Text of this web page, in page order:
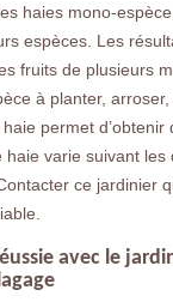
haies mono-
espèces. Les
fruits de plusieurs
à planter,
permet d’obtenir
haie varie suivant les
ce jardinier
avec le